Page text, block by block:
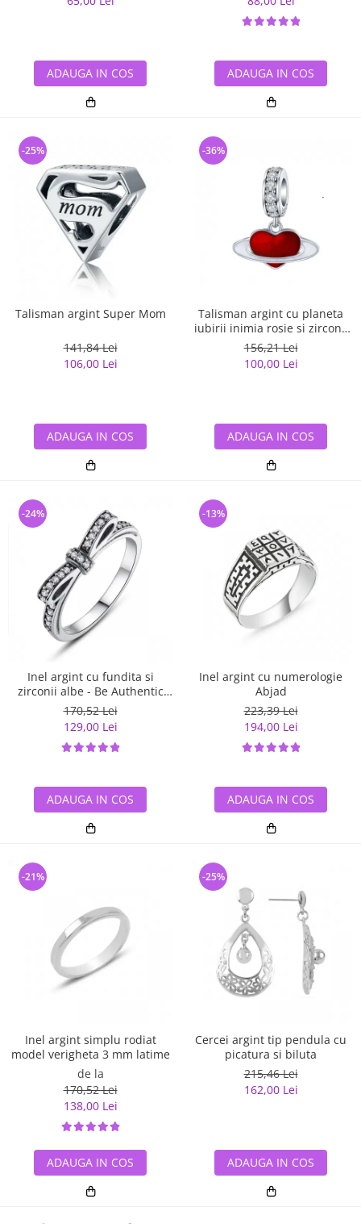
ADAUGA IN COS ADAUGA IN COS
Talisman argint Super Mom
141,84 Lei
106,00 Lei
-25%
ADAUGA IN COS
Talisman argint cu planeta
iubirii inimia rosie si zirconii
albe
156,21 Lei
100,00 Lei
-36%
ADAUGA IN COS
Inel argint cu fundita si
zirconii albe - Be Authentic
IST0007
170,52 Lei
129,00 Lei
-24%
ADAUGA IN COS
Inel argint cu numerologie
Abjad
223,39 Lei
194,00 Lei
-13%
ADAUGA IN COS
Inel argint simplu rodiat
model verigheta 3 mm latime
de la
170,52 Lei
138,00 Lei
-21%
ADAUGA IN COS
Cercei argint tip pendula cu
picatura si biluta
215,46 Lei
162,00 Lei
-25%
ADAUGA IN COS